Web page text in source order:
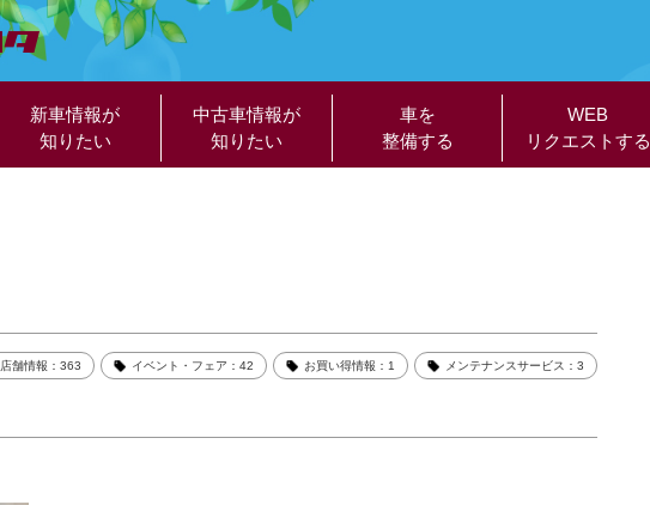
新車情報が
知りたい
中古車情報が
知りたい
車を
整備する
WEB
リクエストする
店舗情報：363 イベント・フェア：42 お買い得情報：1 メンテナンスサービス：3